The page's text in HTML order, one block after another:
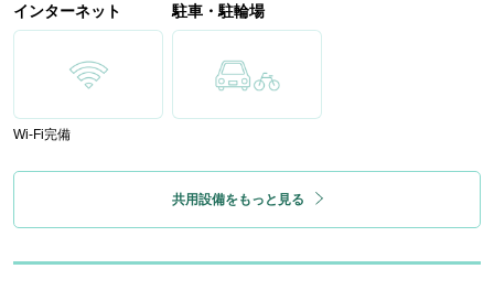
インターネット
Wi-Fi完備
駐車・駐輪場
共用設備をもっと見る